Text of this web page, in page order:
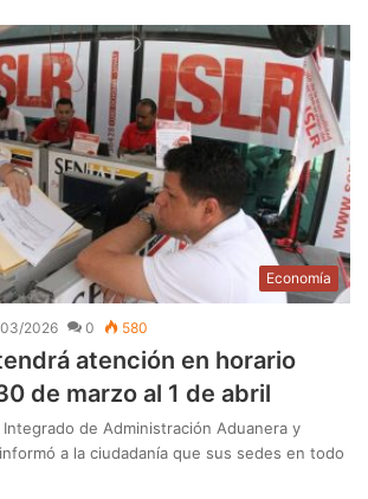
Economía
2026 0 580
atención en horario
de marzo al 1 de abril
Integrado de Administración Aduanera y
a la ciudadanía que sus sedes en todo